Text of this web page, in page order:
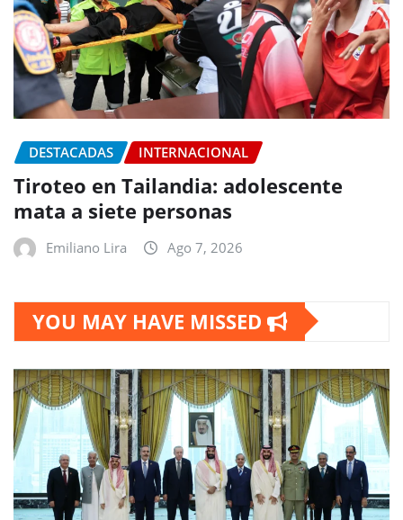
DESTACADAS INTERNACIONAL
Tiroteo en Tailandia: adolescente
mata a siete personas
Emiliano Lira Ago 7, 2026
YOU MAY HAVE MISSED